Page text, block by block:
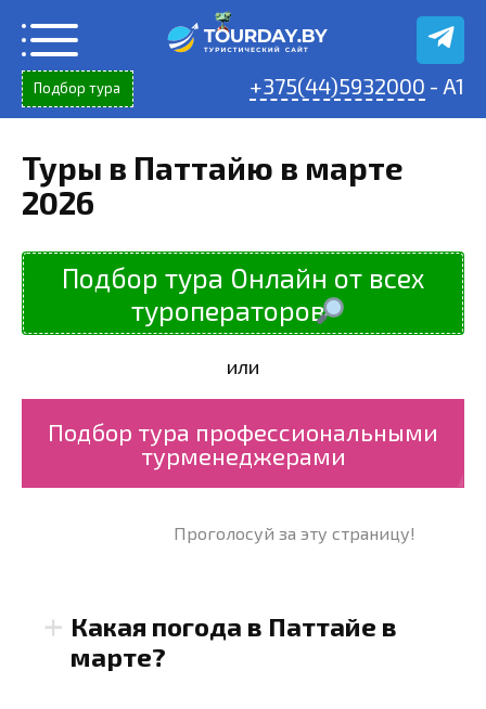
содержанию
Подбор тура +375(44)5932000 - A1
Туры в Паттайю в марте
2026
Подбор тура Онлайн от всех
туроператоров
или
Подбор тура профессиональными
турменеджерами
Проголосуй за эту страницу!
+ Какая погода в Паттайе в
марте?